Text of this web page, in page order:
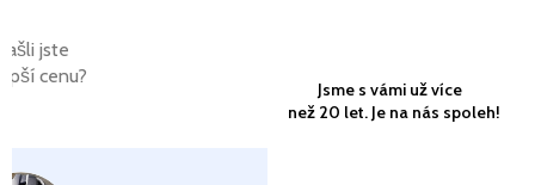
jste
cenu?
Jsme s vámi už více
než 20 let. Je na nás spoleh!